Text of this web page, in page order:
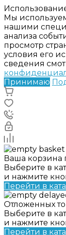
Мы
нашими
анализа
просмотр
условия его
сведения
Принимаю
Ваша корзина
Выберите в
и нажмите
Перейти в
Отложенных
Выберите в
и нажмите
Перейти в